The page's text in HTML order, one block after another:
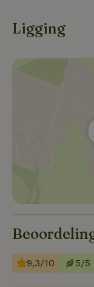
Ligging
9,3/10 5/5